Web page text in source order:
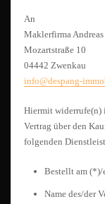
An
Maklerfirma
Mozartstraße 10
04442 Zwenkau
info@despang-
Hiermit widerrufe(n)
Vertrag über den
folgenden
Bestellt am (*)/
Name des/der